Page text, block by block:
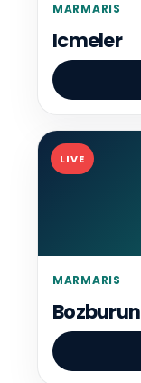
MARMARIS
Icmeler
LIVE
MARMARIS
Bozburun